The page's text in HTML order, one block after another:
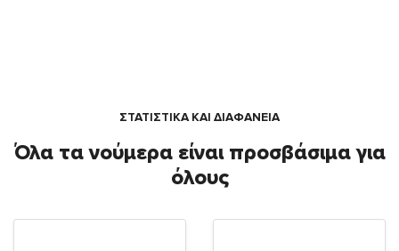
ΣΤΑΤΙΣΤΙΚΑ ΚΑΙ ΔΙΑΦΑΝΕΙΑ
Όλα τα νούμερα είναι προσβάσιμα για
όλους